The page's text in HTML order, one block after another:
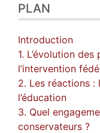
PLAN
Introduction
1. L’évolution
l’intervention
2. Les réactions :
l’éducation
3. Quel
conservateurs ?